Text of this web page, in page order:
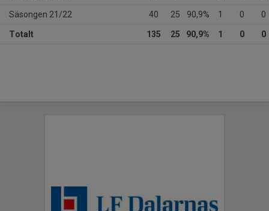
Säsongen 21/22 40 25 90,9% 1 0 0
Totalt 135 25 90,9% 1 0 0